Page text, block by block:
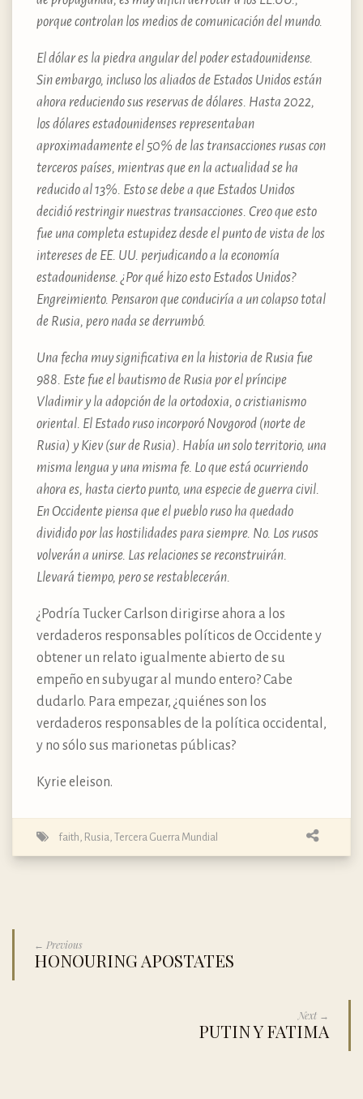
porque controlan los medios de comunicación del mundo.
El dólar es la piedra angular del poder estadounidense.
Sin embargo, incluso los aliados de Estados Unidos están
ahora reduciendo sus reservas de dólares. Hasta 2022,
los dólares estadounidenses representaban
aproximadamente el 50% de las transacciones rusas con
terceros países, mientras que en la actualidad se ha
reducido al 13%. Esto se debe a que Estados Unidos
decidió restringir nuestras transacciones. Creo que esto
fue una completa estupidez desde el punto de vista de los
intereses de EE. UU. perjudicando a la economía
estadounidense. ¿Por qué hizo esto Estados Unidos?
Engreimiento. Pensaron que conduciría a un colapso total
de Rusia, pero nada se derrumbó.
Una fecha muy significativa en la historia de Rusia fue
988. Este fue el bautismo de Rusia por el príncipe
Vladimir y la adopción de la ortodoxia, o cristianismo
oriental. El Estado ruso incorporó Novgorod (norte de
Rusia) y Kiev (sur de Rusia). Había un solo territorio, una
misma lengua y una misma fe. Lo que está ocurriendo
ahora es, hasta cierto punto, una especie de guerra civil.
En Occidente piensa que el pueblo ruso ha quedado
dividido por las hostilidades para siempre. No. Los rusos
volverán a unirse. Las relaciones se reconstruirán.
Llevará tiempo, pero se restablecerán.
¿Podría Tucker Carlson dirigirse ahora a los
verdaderos responsables políticos de Occidente y
obtener un relato igualmente abierto de su
empeño en subyugar al mundo entero? Cabe
dudarlo. Para empezar, ¿quiénes son los
verdaderos responsables de la política occidental,
y no sólo sus marionetas públicas?
Kyrie eleison.
faith Rusia Tercera Guerra Mundial
← Previous
HONOURING APOSTATES
Next →
PUTIN Y FATIMA